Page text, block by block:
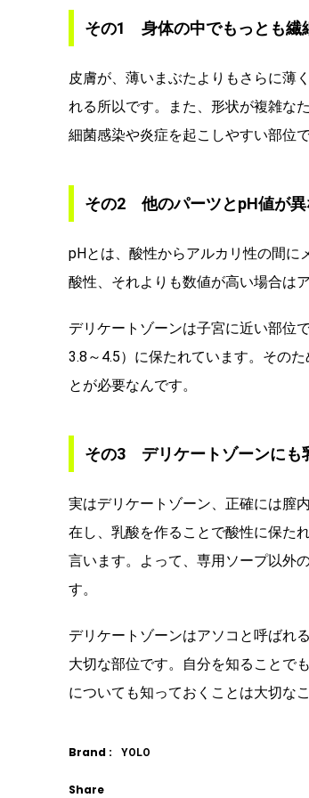
その1 身体の中でもっとも繊
皮膚が、薄いまぶたよりもさらに薄
れる所以です。また、形状が複雑な
細菌感染や炎症を起こしやすい部位
その2 他のパーツとpH値が異
pHとは、酸性からアルカリ性の間に
酸性、それよりも数値が高い場合は
デリケートゾーンは子宮に近い部位
3.8～4.5）に保たれています。その
とが必要なんです。
その3 デリケートゾーンにも
実はデリケートゾーン、正確には膣
在し、乳酸を作ることで酸性に保た
言います。よって、専用ソープ以外
す。
デリケートゾーンはアソコと呼ばれ
大切な部位です。自分を知ることで
についても知っておくことは大切なこ
Brand : YOLO
Share